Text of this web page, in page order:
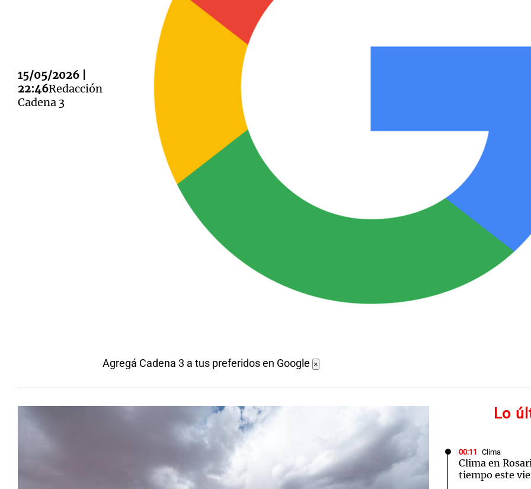
15/05/2026 |
22:46Redacción
Cadena 3
Agregá Cadena 3 a tus preferidos en Google ×
Lo
00:11 Clima
Clima en
tiempo este
Mundial 2026 La Sole en Cadena 3 Cadena 3